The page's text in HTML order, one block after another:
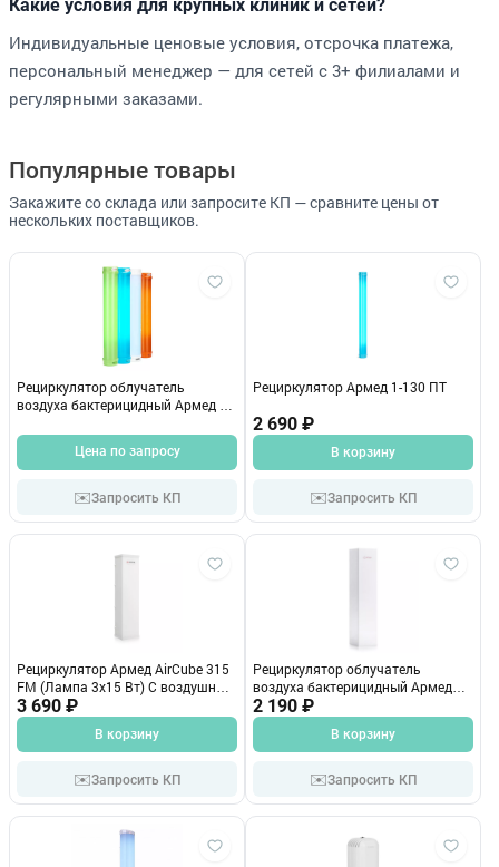
Какие условия для крупных клиник и сетей?
Индивидуальные ценовые условия, отсрочка платежа,
персональный менеджер — для сетей с 3+ филиалами и
регулярными заказами.
Популярные товары
Закажите со склада или запросите КП — сравните цены от
нескольких поставщиков.
Рециркулятор облучатель
воздуха бактерицидный Армед 1-
индикатором)
Цена по запросу
✉️Запросить КП
Рециркулятор Армед 1-130 ПТ
2 690 ₽
В корзину
✉️Запросить КП
Рециркулятор Армед AirCube 315
FM (Лампа 3х15 Вт) С воздушным
фильтром
3 690 ₽
В корзину
✉️Запросить КП
Рециркулятор облучатель
воздуха бактерицидный Армед
СН 111-115 М/1
2 190 ₽
В корзину
✉️Запросить КП